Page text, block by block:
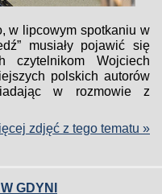
w lipcowym spotkaniu w
musiały pojawić się
czytelnikom Wojciech
polskich autorów
w rozmowie z
zdjęć z tego tematu »
GDYNI